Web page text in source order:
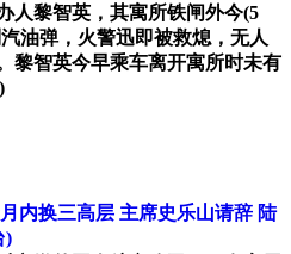
人黎智英，其寓所铁闸外今(5
油弹，火警迅即被救熄，无人
黎智英今早乘车离开寓所时未有
内换三高层 主席史乐山请辞 陆
)